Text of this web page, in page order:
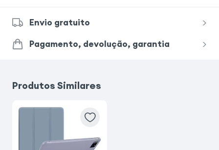
Xiaomi Redmi Note 15
Samsung Galaxy S25 Ultra
Samsung Galaxy S26
Samsung Galaxy S23
Envio gratuito
Pagamento, devolução, garantia
Produtos Similares